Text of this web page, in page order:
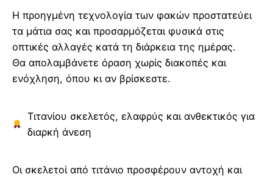
Η προηγμένη τεχνολογία των φακών προστατεύει
τα μάτια σας και προσαρμόζεται φυσικά στις
οπτικές αλλαγές κατά τη διάρκεια της ημέρας.
Θα απολαμβάνετε όραση χωρίς διακοπές και
ενόχληση, όπου κι αν βρίσκεστε.
Τιτανίου σκελετός, ελαφρύς και ανθεκτικός για
διαρκή άνεση
Οι σκελετοί από τιτάνιο προσφέρουν αντοχή και